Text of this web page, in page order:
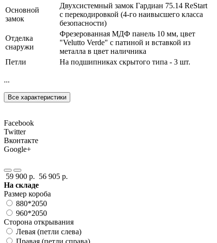
Основной
замок
Двухсистемный замок Гардиан 75.14 ReStart
с перекодировкой (4-го наивысшего класса
безопасности)
Отделка
снаружи
Фрезерованная МДФ панель 10 мм, цвет
"Velutto Verde" с патиной и вставкой из
металла в цвет наличника
Петли
На подшипниках скрытого типа - 3 шт.
...
Все характеристики
Facebook
Twitter
Вконтакте
Google+
59 900 р. 56 905 р.
На складе
Размер короба
880*2050
960*2050
Сторона открывания
Левая (петли слева)